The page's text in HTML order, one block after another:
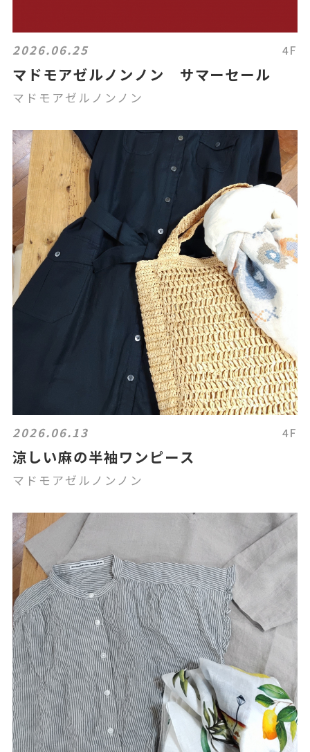
2026.06.25 4F
マドモアゼルノンノン サマーセール
マドモアゼルノンノン
2026.06.13 4F
涼しい麻の半袖ワンピース
マドモアゼルノンノン